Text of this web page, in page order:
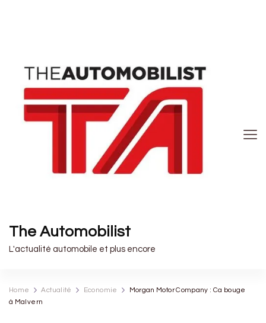
The Automobilist
L'actualité automobile et plus encore
Home Actualité Economie
Morgan Motor Company : Ca bouge
à Malvern